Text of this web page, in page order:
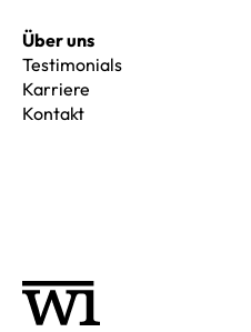
Über uns
Testimonials
Karriere
Kontakt